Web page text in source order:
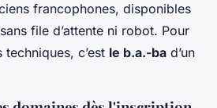
francophones, disponibles
file d’attente ni robot. Pour
c’est le b.a.-ba d’un